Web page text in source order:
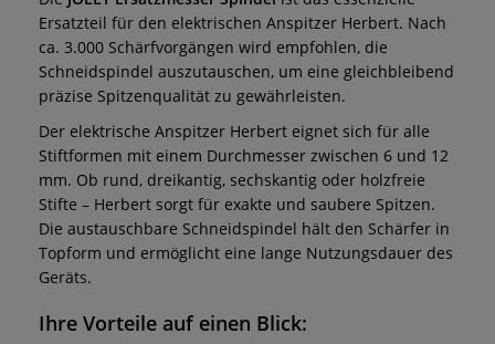
Ersatzteil für den elektrischen Anspitzer Herbert. Nach
ca. 3.000 Schärfvorgängen wird empfohlen, die
Schneidspindel auszutauschen, um eine gleichbleibend
präzise Spitzenqualität zu gewährleisten.
Der elektrische Anspitzer Herbert eignet sich für alle
Stiftformen mit einem Durchmesser zwischen 6 und 12
mm. Ob rund, dreikantig, sechskantig oder holzfreie
Stifte – Herbert sorgt für exakte und saubere Spitzen.
Die austauschbare Schneidspindel hält den Schärfer in
Topform und ermöglicht eine lange Nutzungsdauer des
Geräts.
Ihre Vorteile auf einen Blick: